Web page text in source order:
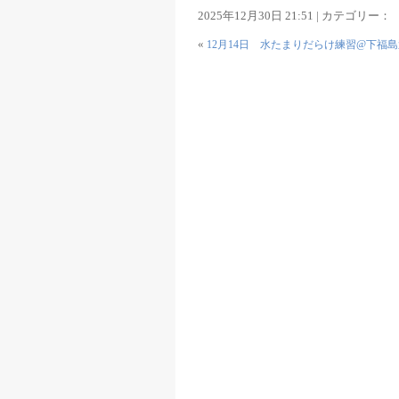
2025年12月30日 21:51 | カテゴリー：
« 12月14日 水たまりだらけ練習@下福